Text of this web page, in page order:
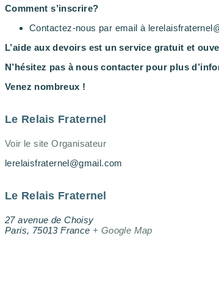
Comment s’inscrire?
Contactez-nous par email à
L’aide aux devoirs est un service gratuit et
N’hésitez pas à nous contacter pour plus
Venez nombreux !
Le Relais Fraternel
Voir le site Organisateur
lerelaisfraternel@gmail.com
Le Relais Fraternel
27 avenue de Choisy
Paris, 75013 France + Google Map